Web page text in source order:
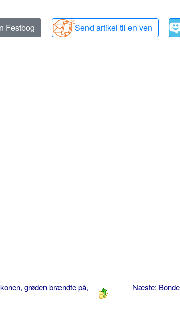
Festbog Send artikel til en ven
grøden brændte på,
Næste: